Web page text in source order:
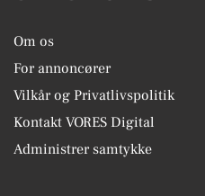
Om os
For annoncører
Vilkår og Privatlivspolitik
Kontakt VORES Digital
Administrer samtykke